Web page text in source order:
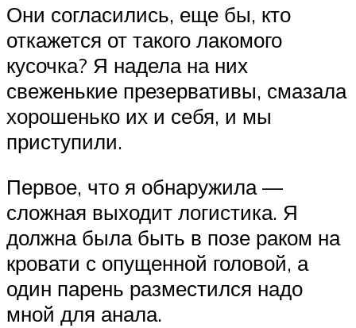
Они согласились, еще бы, кто
откажется от такого лакомого
кусочка? Я надела на них
свеженькие презервативы, смазала
хорошенько их и себя, и мы
приступили.
Первое, что я обнаружила —
сложная выходит логистика. Я
должна была быть в позе раком на
кровати с опущенной головой, а
один парень разместился надо
мной для анала.